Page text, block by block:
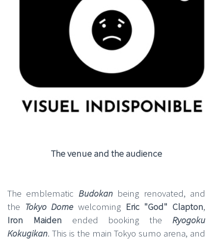
The venue and the audience
The emblematic Budokanbeing renovated, and
the Tokyo Dome welcoming Eric "God" Clapton,
Iron Maiden ended booking theRyogoku
Kokugikan. This is the main Tokyo sumo arena, and